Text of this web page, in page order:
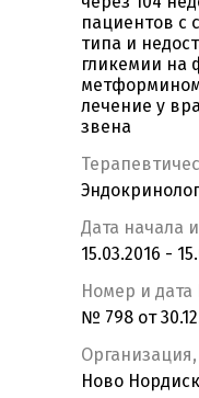
пациентов с
типа и
гликемии на
лечение у
звена
Дата начала
15.03.2016 -
Номер и дата
№ 798 от
Ново